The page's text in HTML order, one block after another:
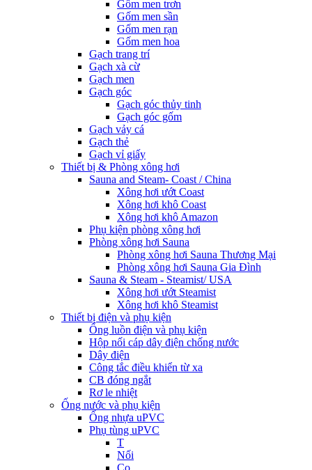
Gốm men trơn
Gốm men sần
Gốm men rạn
Gốm men hoa
Gạch trang trí
Gạch xà cừ
Gạch men
Gạch góc
Gạch góc thủy tinh
Gạch góc gốm
Gạch vảy cá
Gạch thẻ
Gạch vỉ giấy
Thiết bị & Phòng xông hơi
Sauna and Steam- Coast / China
Xông hơi ướt Coast
Xông hơi khô Coast
Xông hơi khô Amazon
Phụ kiện phòng xông hơi
Phòng xông hơi Sauna
Phòng xông hơi Sauna Thương Mại
Phòng xông hơi Sauna Gia Đình
Sauna & Steam - Steamist/ USA
Xông hơi ướt Steamist
Xông hơi khô Steamist
Thiết bị điện và phụ kiện
Ống luồn điện và phụ kiện
Hộp nối cáp dây điện chống nước
Dây điện
Công tắc điều khiển từ xa
CB đóng ngắt
Rơ le nhiệt
Ống nước và phụ kiện
Ống nhựa uPVC
Phụ tùng uPVC
T
Nối
Co